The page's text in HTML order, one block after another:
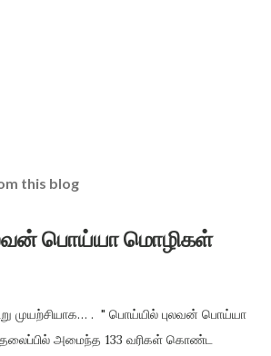
this blog
பொய்யா மொழிகள்
முயற்சியாக… . " பொய்யில் புலவன் பொய்யா
அமைந்த 133 வரிகள் கொண்ட